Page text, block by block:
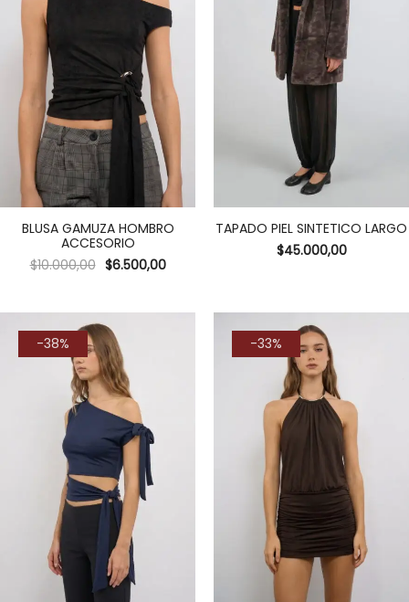
BLUSA GAMUZA HOMBRO
ACCESORIO
$10.000,00 $6.500,00
TAPADO PIEL SINTETICO LARGO
$45.000,00
-38% -33%